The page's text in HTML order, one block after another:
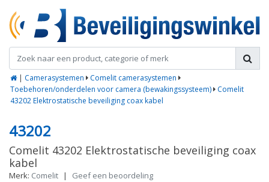
| Camerasystemen
Comelit camerasystemen
Toebehoren/onderdelen voor camera (bewakingssysteem)
Comelit
43202 Elektrostatische beveiliging coax kabel
43202
Comelit 43202 Elektrostatische beveiliging coax
kabel
Merk: Comelit | Geef een beoordeling